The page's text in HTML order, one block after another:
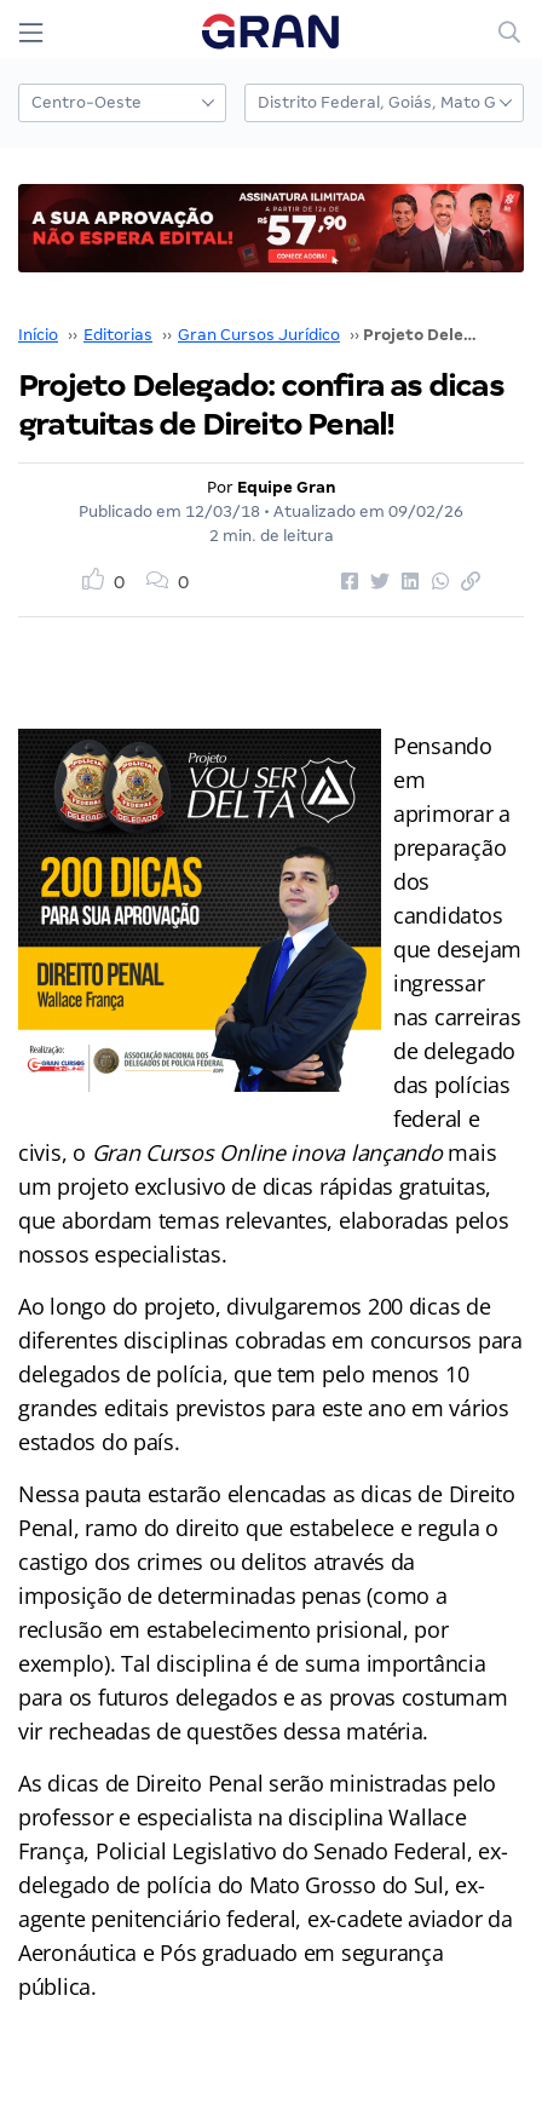
Início ›› Editorias ›› Gran Cursos Jurídico ›› Projeto Delegado: confira as dicas gratuitas de Direito Penal!
Projeto Delegado: confira as dicas
gratuitas de Direito Penal!
Por Equipe Gran
Publicado em 12/03/18 • Atualizado em 09/02/26
2 min. de leitura
0 0
Pensando
em
aprimorar a
preparação
dos
candidatos
que desejam
ingressar
nas carreiras
de delegado
das polícias
federal e
civis, o Gran Cursos Online inova lançandomais
um projeto exclusivo de dicas rápidas gratuitas,
que abordam temas relevantes, elaboradas pelos
nossos especialistas.
Ao longo do projeto, divulgaremos 200 dicas de
diferentes disciplinas cobradas em concursos para
delegados de polícia, que tem pelo menos 10
grandes editais previstos para este ano em vários
estados do país.
Nessa pauta estarão elencadas as dicas de Direito
Penal, ramo do direito que estabelece e regula o
castigo dos crimes ou delitos através da
imposição de determinadas penas (como a
reclusão em estabelecimento prisional, por
exemplo). Tal disciplina é de suma importância
para os futuros delegados e as provas costumam
vir recheadas de questões dessa matéria.
As dicas de Direito Penal serão ministradas pelo
professor e especialista na disciplina Wallace
França, Policial Legislativo do Senado Federal, ex-
delegado de polícia do Mato Grosso do Sul, ex-
agente penitenciário federal, ex-cadete aviador da
Aeronáutica e Pós graduado em segurança
pública.